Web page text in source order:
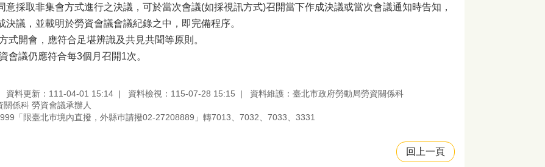
意採取非集會方式進行之決議，可於當次會議(如採視訊方式)召開當下作成決議或當次會議通知時告知，
決議，並載明於勞資會議會議紀錄之中，即完備程序。
式開會，應符合足堪辨識及共見共聞等原則。
會議仍應符合每3個月召開1次。
資料更新：111-04-01 15:14 資料檢視：115-07-28 15:15
資料維護：臺北市政府勞動局勞資關係科
關係科 勞資會議承辦人
「限臺北巿境內直撥，外縣巿請撥02-27208889」轉7013、7032、7033、3331
回上一頁